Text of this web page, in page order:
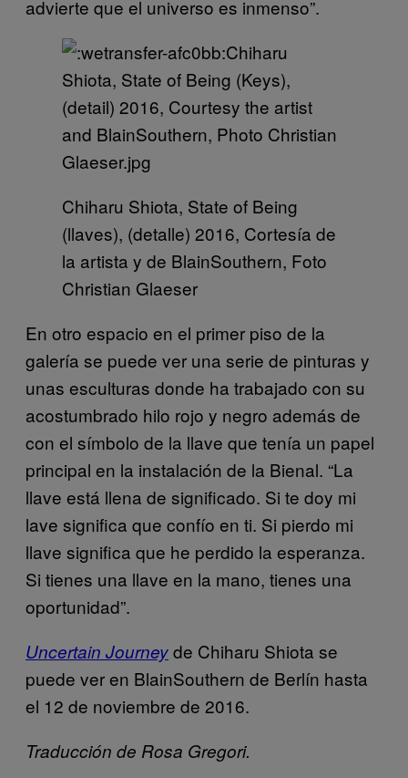
advierte que el universo es inmenso”.
Chiharu Shiota, State of Being
(llaves), (detalle) 2016, Cortesía de
la artista y de BlainSouthern, Foto
Christian Glaeser
En otro espacio en el primer piso de la
galería se puede ver una serie de pinturas y
unas esculturas donde ha trabajado con su
acostumbrado hilo rojo y negro además de
con el símbolo de la llave que tenía un papel
principal en la instalación de la Bienal. “La
llave está llena de significado. Si te doy mi
lave significa que confío en ti. Si pierdo mi
llave significa que he perdido la esperanza.
Si tienes una llave en la mano, tienes una
oportunidad”.
Uncertain Journeyde Chiharu Shiota se
puede ver en BlainSouthern de Berlín hasta
el 12 de noviembre de 2016.
Traducción de Rosa Gregori.